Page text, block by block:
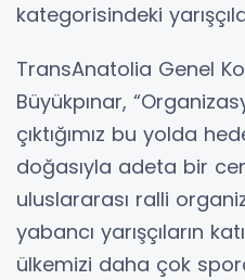
kategorisindeki
TransAnatolia Genel
Büyükpınar,
çıktığımız bu yolda
doğasıyla adeta bir
uluslararası ralli
yabancı yarışçıların
ülkemizi daha çok